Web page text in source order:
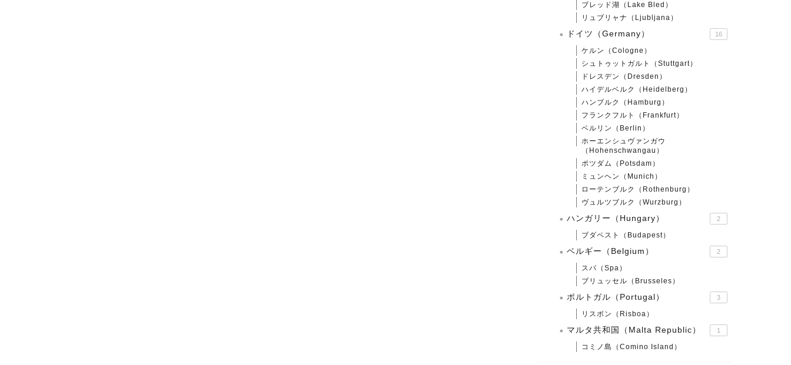
ブレッド湖（Lake Bled）
リュブリャナ（Ljubljana）
ドイツ（Germany） 16
ケルン（Cologne）
シュトゥットガルト（Stuttgart）
ドレスデン（Dresden）
ハイデルベルク（Heidelberg）
ハンブルク（Hamburg）
フランクフルト（Frankfurt）
ベルリン（Berlin）
ホーエンシュヴァンガウ
（Hohenschwangau）
ポツダム（Potsdam）
ミュンヘン（Munich）
ローテンブルク（Rothenburg）
ヴュルツブルク（Wurzburg）
ハンガリー（Hungary） 2
ブダペスト（Budapest）
ベルギー（Belgium） 2
スパ（Spa）
ブリュッセル（Brusseles）
ポルトガル（Portugal） 3
リスボン（Risboa）
マルタ共和国（Malta Republic） 1
コミノ島（Comino Island）